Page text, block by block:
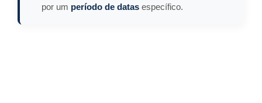
filtrar por umperíodo de datasespecífico.